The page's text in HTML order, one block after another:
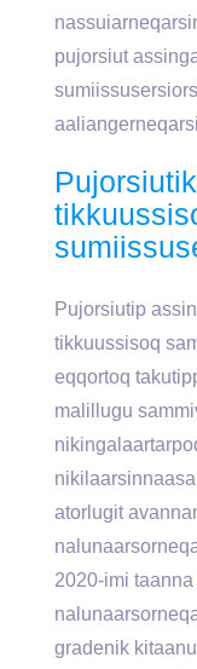
pujorsiut
Pujorsiutip
tikkuussisoq
eqqortoq
malillugu
atorlugit
2020-imi
gradenik